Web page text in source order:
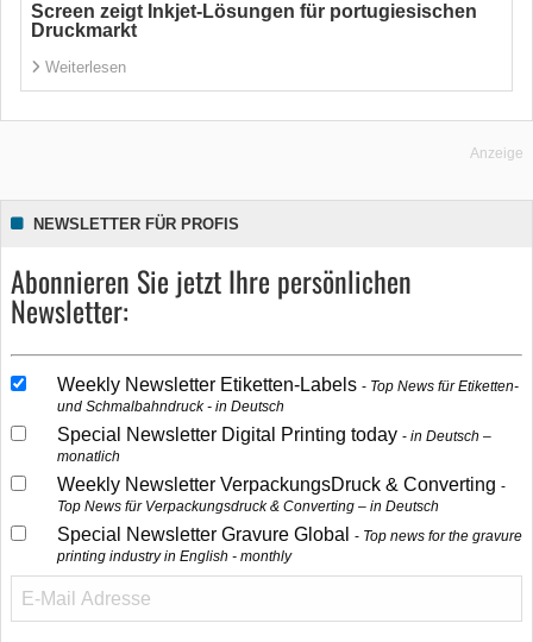
Screen zeigt Inkjet-Lösungen für portugiesischen
Druckmarkt
Weiterlesen
Anzeige
NEWSLETTER FÜR PROFIS
Abonnieren Sie jetzt Ihre persönlichen
Newsletter:
Weekly Newsletter Etiketten-Labels
Top News für Etiketten-
und Schmalbahndruck - in Deutsch
Special Newsletter Digital Printing today
in Deutsch –
monatlich
Weekly Newsletter VerpackungsDruck & Converting
Top News für Verpackungsdruck & Converting – in Deutsch
Special Newsletter Gravure Global
Top news for the gravure
printing industry in English - monthly